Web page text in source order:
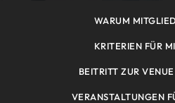
WARUM
KRITERIEN FÜR
BEITRITT ZUR
VERANSTALTUNGEN